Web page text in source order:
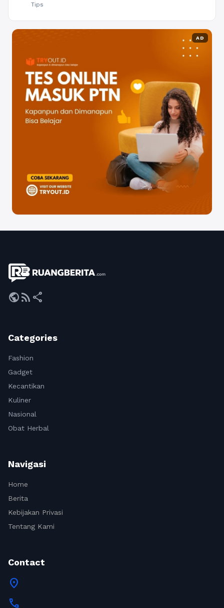
Tips
AD
publicrss_feed share
Categories
Fashion
Gadget
Kecantikan
Kuliner
Nasional
Obat Herbal
Navigasi
Home
Berita
Kebijakan Privasi
Tentang Kami
Contact
location_on
call